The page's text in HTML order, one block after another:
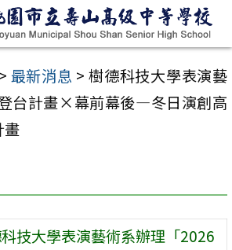
> 最新消息 > 樹德科技大學表演藝
台計畫×幕前幕後—冬日演創高
畫
技大學表演藝術系辦理「2026